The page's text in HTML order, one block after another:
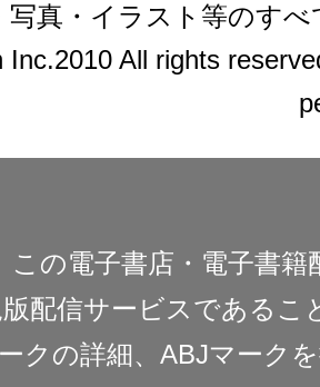
写真・イラスト等のす
All rights
この電子書店・電子書
配信サービスであるこ
クの詳細、ABJマーク